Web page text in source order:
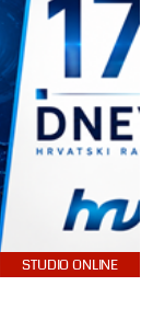
STUDIO ONLINE